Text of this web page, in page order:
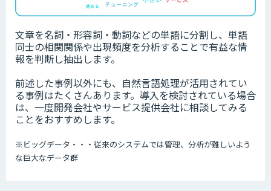
文章を名詞・形容詞・動詞などの単語に分割し、単語
同士の相関関係や出現頻度を分析することで有益な情
報を判断し抽出します。
前述した事例以外にも、自然言語処理が活用されてい
る事例はたくさんあります。導入を検討されている場合
は、一度開発会社やサービス提供会社に相談してみる
ことをおすすめします。
※ ビッグデータ・・・従来のシステムでは管理、分析が難しいよう
な巨大なデータ群